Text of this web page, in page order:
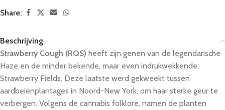
Share:
Beschrijving
Strawberry Cough (RQS) heeft zijn genen van de legendarische
Haze en de minder bekende, maar even indrukwekkende,
Strawberry Fields. Deze laatste werd gekweekt tussen
aardbeienplantages in Noord-New York, om haar sterke geur te
verbergen. Volgens de cannabis folklore, namen de planten